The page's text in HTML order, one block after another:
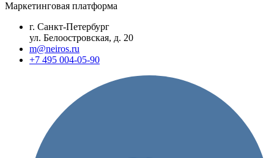
Маркетинговая платформа
г. Санкт-Петербург
ул. Белоостровская, д. 20
m@neiros.ru
+7 495 004-05-90